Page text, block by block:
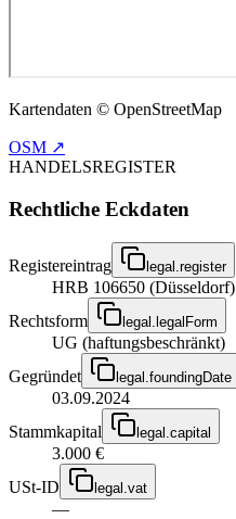
Kartendaten © OpenStreetMap
OSM ↗
HANDELSREGISTER
Rechtliche Eckdaten
Registereintrag legal.register
HRB 106650 (Düsseldorf)
Rechtsform
legal.legalForm
UG (haftungsbeschränkt)
Gegründet
legal.foundingDate
03.09.2024
Stammkapital
legal.capital
3.000 €
USt-ID
legal.vat
—